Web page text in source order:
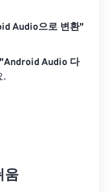
Audio으로 변환"
"Android Audio 다
.
움